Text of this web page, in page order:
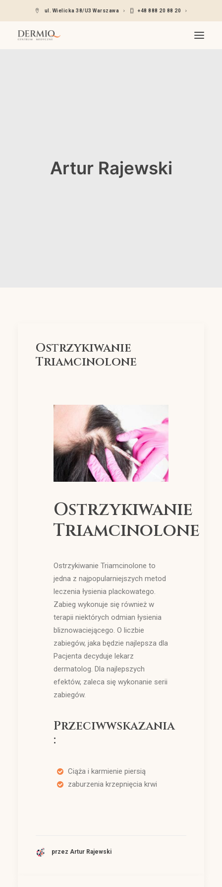
ul. Wielicka 38/U3 Warszawa +48 888 20 88 20
Artur Rajewski
Ostrzykiwanie
Triamcinolone
Ostrzykiwanie
Triamcinolone
Ostrzykiwanie Triamcinolone to
jedna z najpopularniejszych metod
leczenia łysienia plackowatego.
Zabieg wykonuje się również w
terapii niektórych odmian łysienia
bliznowaciejącego. O liczbie
zabiegów, jaka będzie najlepsza dla
Pacjenta decyduje lekarz
dermatolog. Dla najlepszych
efektów, zaleca się wykonanie serii
zabiegów.
Przeciwwskazania
:
Ciąża i karmienie piersią
zaburzenia krzepnięcia krwi
przez Artur Rajewski